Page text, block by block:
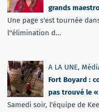
grands
Une page s'est tournée
l''élimination d...
A LA UNE,
Fort Boyard :
pas trouvé le
Samedi soir, l'équipe de